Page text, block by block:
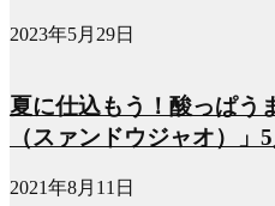
2023年5月29日
夏に仕込もう！酸っぱう
（スァンドウジャオ）」
2021年8月11日